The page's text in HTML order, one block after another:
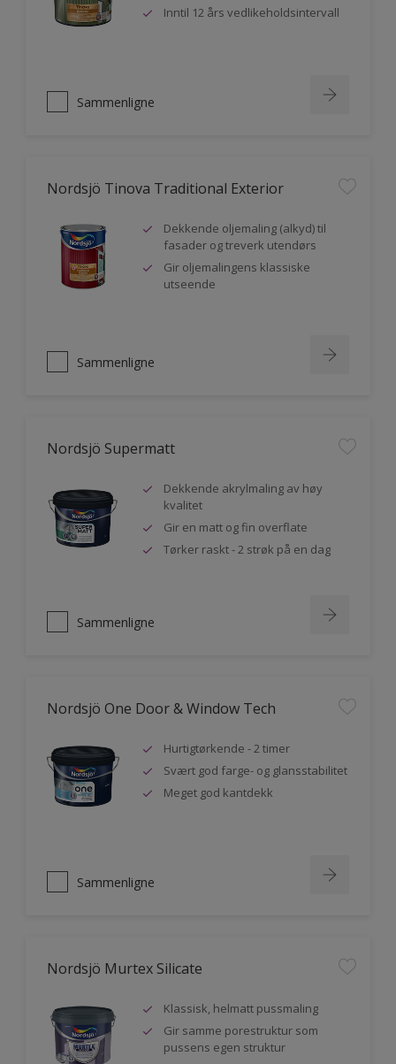
Inntil 12 års vedlikeholdsintervall
Sammenligne
Nordsjö Tinova Traditional Exterior
Dekkende oljemaling (alkyd) til
fasader og treverk utendørs
Gir oljemalingens klassiske
utseende
Sammenligne
Nordsjö Supermatt
Dekkende akrylmaling av høy
kvalitet
Gir en matt og fin overflate
Tørker raskt - 2 strøk på en dag
Sammenligne
Nordsjö One Door & Window Tech
Hurtigtørkende - 2 timer
Svært god farge- og glansstabilitet
Meget god kantdekk
Sammenligne
Nordsjö Murtex Silicate
Klassisk, helmatt pussmaling
Gir samme porestruktur som
pussens egen struktur